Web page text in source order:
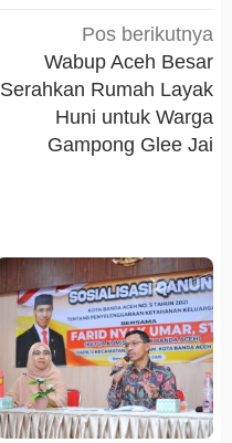
Pos berikutnya
Wabup Aceh Besar
Serahkan Rumah Layak
Huni untuk Warga
Gampong Glee Jai